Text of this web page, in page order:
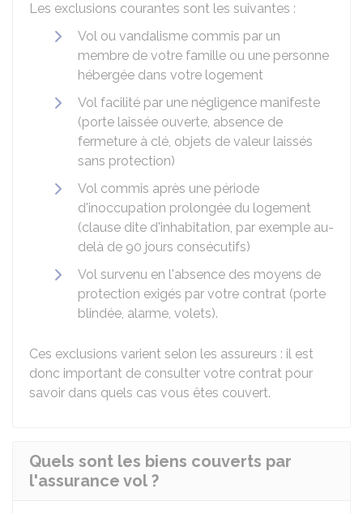
Les exclusions courantes sont les suivantes :
Vol ou vandalisme commis par un
membre de votre famille ou une personne
hébergée dans votre logement
Vol facilité par une négligence manifeste
(porte laissée ouverte, absence de
fermeture à clé, objets de valeur laissés
sans protection)
Vol commis après une période
d'inoccupation prolongée du logement
(clause dite d'inhabitation, par exemple au-
delà de 90 jours consécutifs)
Vol survenu en l'absence des moyens de
protection exigés par votre contrat (porte
blindée, alarme, volets).
Ces exclusions varient selon les assureurs : il est
donc important de consulter votre contrat pour
savoir dans quels cas vous êtes couvert.
Quels sont les biens couverts par
l'assurance vol ?